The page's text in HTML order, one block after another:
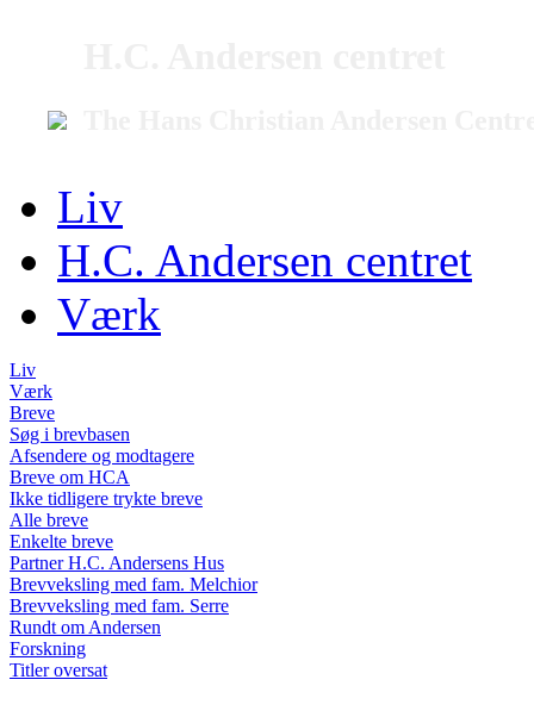
Liv
H.C. Andersen centret
Værk
Liv
Værk
Breve
Søg i brevbasen
Afsendere og modtagere
Breve om HCA
Ikke tidligere trykte breve
Alle breve
Enkelte breve
Partner H.C. Andersens Hus
Brevveksling med fam. Melchior
Brevveksling med fam. Serre
Rundt om Andersen
Forskning
Titler oversat